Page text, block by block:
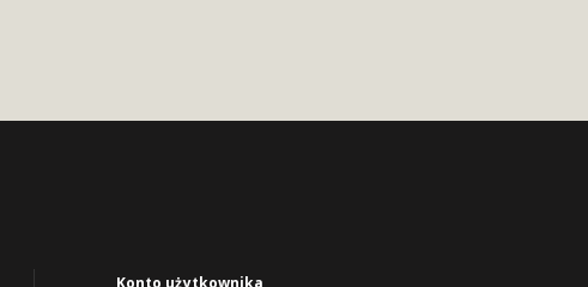
Konto użytkownika